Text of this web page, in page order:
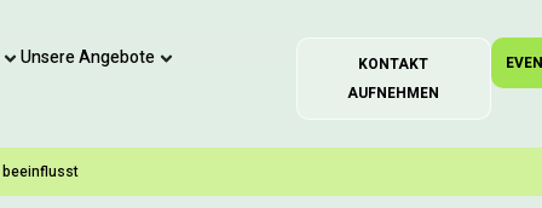
Unsere Angebote
KONTAKT
AUFNEHMEN